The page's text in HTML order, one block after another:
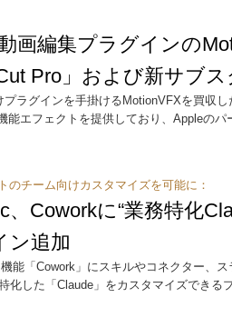
画編集プラグインの
Cut Pro」および新サブ
ラグインを手掛けるMotionVFXを買収
能エフェクトを提供しており、Appleの
のチーム向けカスタマイズを可能に：
、Coworkに“業務特化
ン追加
能「Cowork」にスキルやコネクター、
化した「Claude」をカスタマイズできる